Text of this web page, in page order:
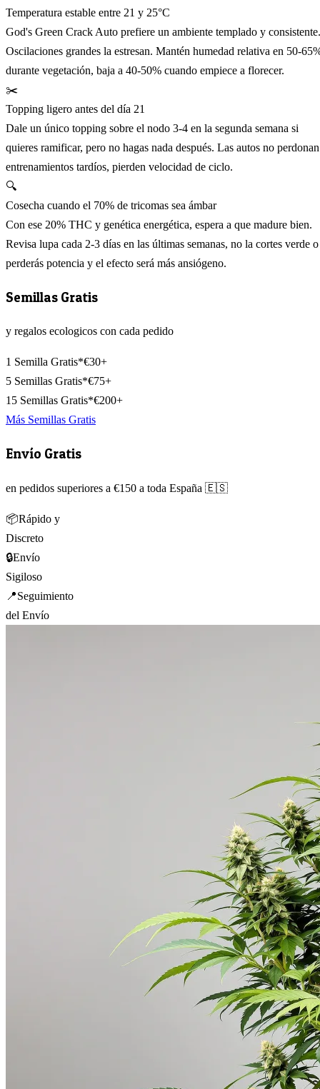
Temperatura estable entre 21 y 25°C
God's Green Crack Auto prefiere un ambiente templado y consistente.
Oscilaciones grandes la estresan. Mantén humedad relativa en 50-
durante vegetación, baja a 40-50% cuando empiece a florecer.
✂️
Topping ligero antes del día 21
Dale un único topping sobre el nodo 3-4 en la segunda semana si
quieres ramificar, pero no hagas nada después. Las autos no perdonan
entrenamientos tardíos, pierden velocidad de ciclo.
🔍
Cosecha cuando el 70% de tricomas sea ámbar
Con ese 20% THC y genética energética, espera a que madure bien.
Revisa lupa cada 2-3 días en las últimas semanas, no la cortes verde o
perderás potencia y el efecto será más ansiógeno.
Semillas Gratis
y regalos ecologicos con cada pedido
1 Semilla Gratis*€30+
5 Semillas Gratis*€75+
15 Semillas Gratis*€200+
Más Semillas Gratis
Envío Gratis
en pedidos superiores a €150 a toda España 🇪🇸
📦Rápido y
Discreto
🔒Envío
Sigiloso
📍Seguimiento
del Envío